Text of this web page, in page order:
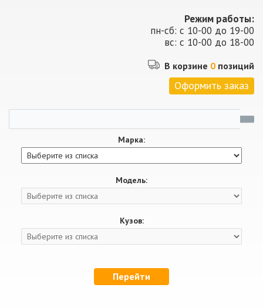
Режим работы:
пн-сб: с 10-00 до 19-00
вс: с 10-00 до 18-00
В корзине 0 позиций
Оформить заказ
Марка:
Модель:
Кузов:
Перейти